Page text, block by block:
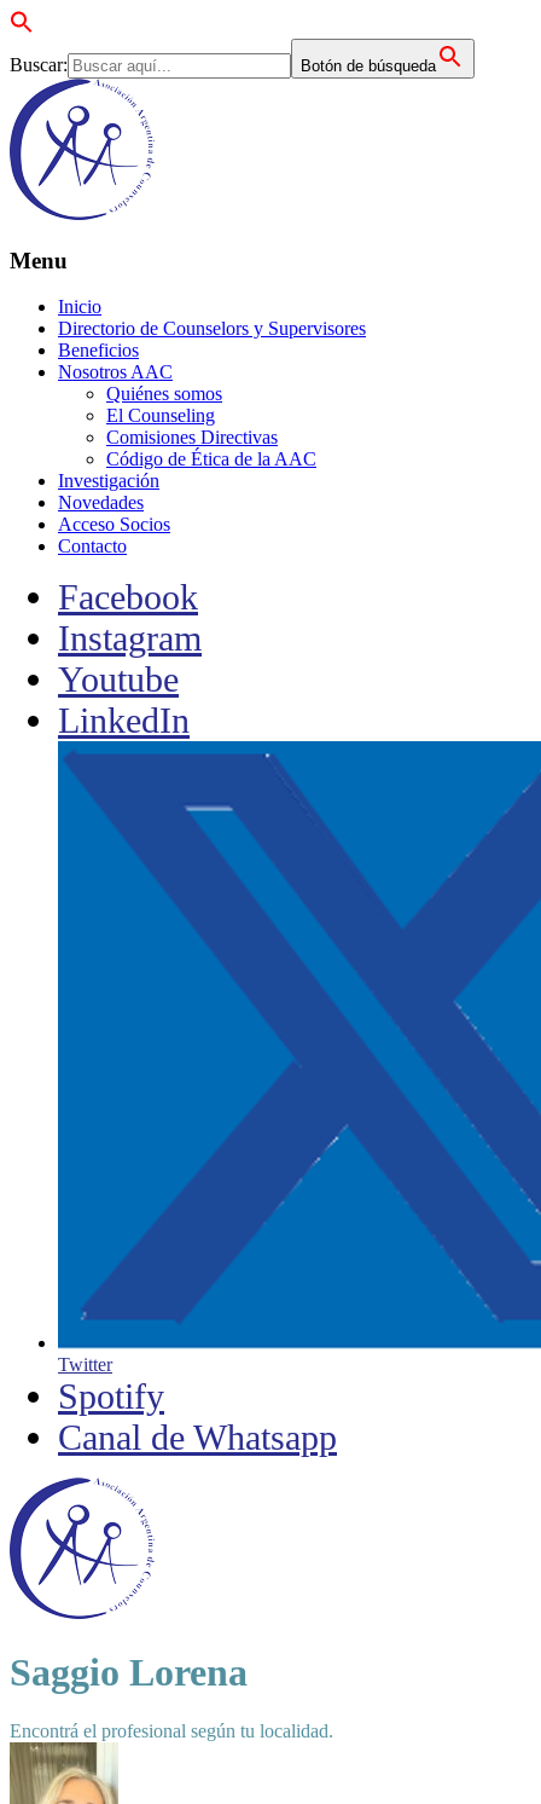
Buscar: Botón de búsqueda
Menu
Inicio
Directorio de Counselors y Supervisores
Beneficios
Nosotros AAC
Quiénes somos
El Counseling
Comisiones Directivas
Código de Ética de la AAC
Investigación
Novedades
Acceso Socios
Contacto
Facebook
Instagram
Youtube
LinkedIn
Twitter
Spotify
Canal de Whatsapp
Saggio Lorena
Encontrá el profesional según tu localidad.